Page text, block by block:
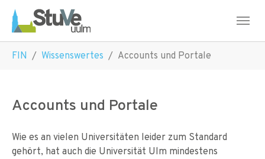
Skip to main navigation
Skip to main content
Skip to page footer
FIN Wissenswertes Accounts und Portale
Accounts und Portale
Wie es an vielen Universitäten leider zum Standard
gehört, hat auch die Universität Ulm mindestens